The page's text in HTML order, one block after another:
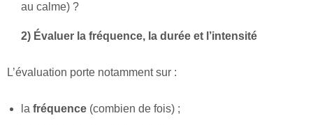
au calme) ?
2) Évaluer la fréquence, la durée et l’intensité
L’évaluation porte notamment sur :
la fréquence (combien de fois) ;